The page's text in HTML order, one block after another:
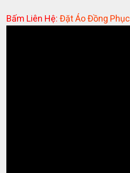
Bấm Liên Hệ:Đặt Áo Đồng Phục